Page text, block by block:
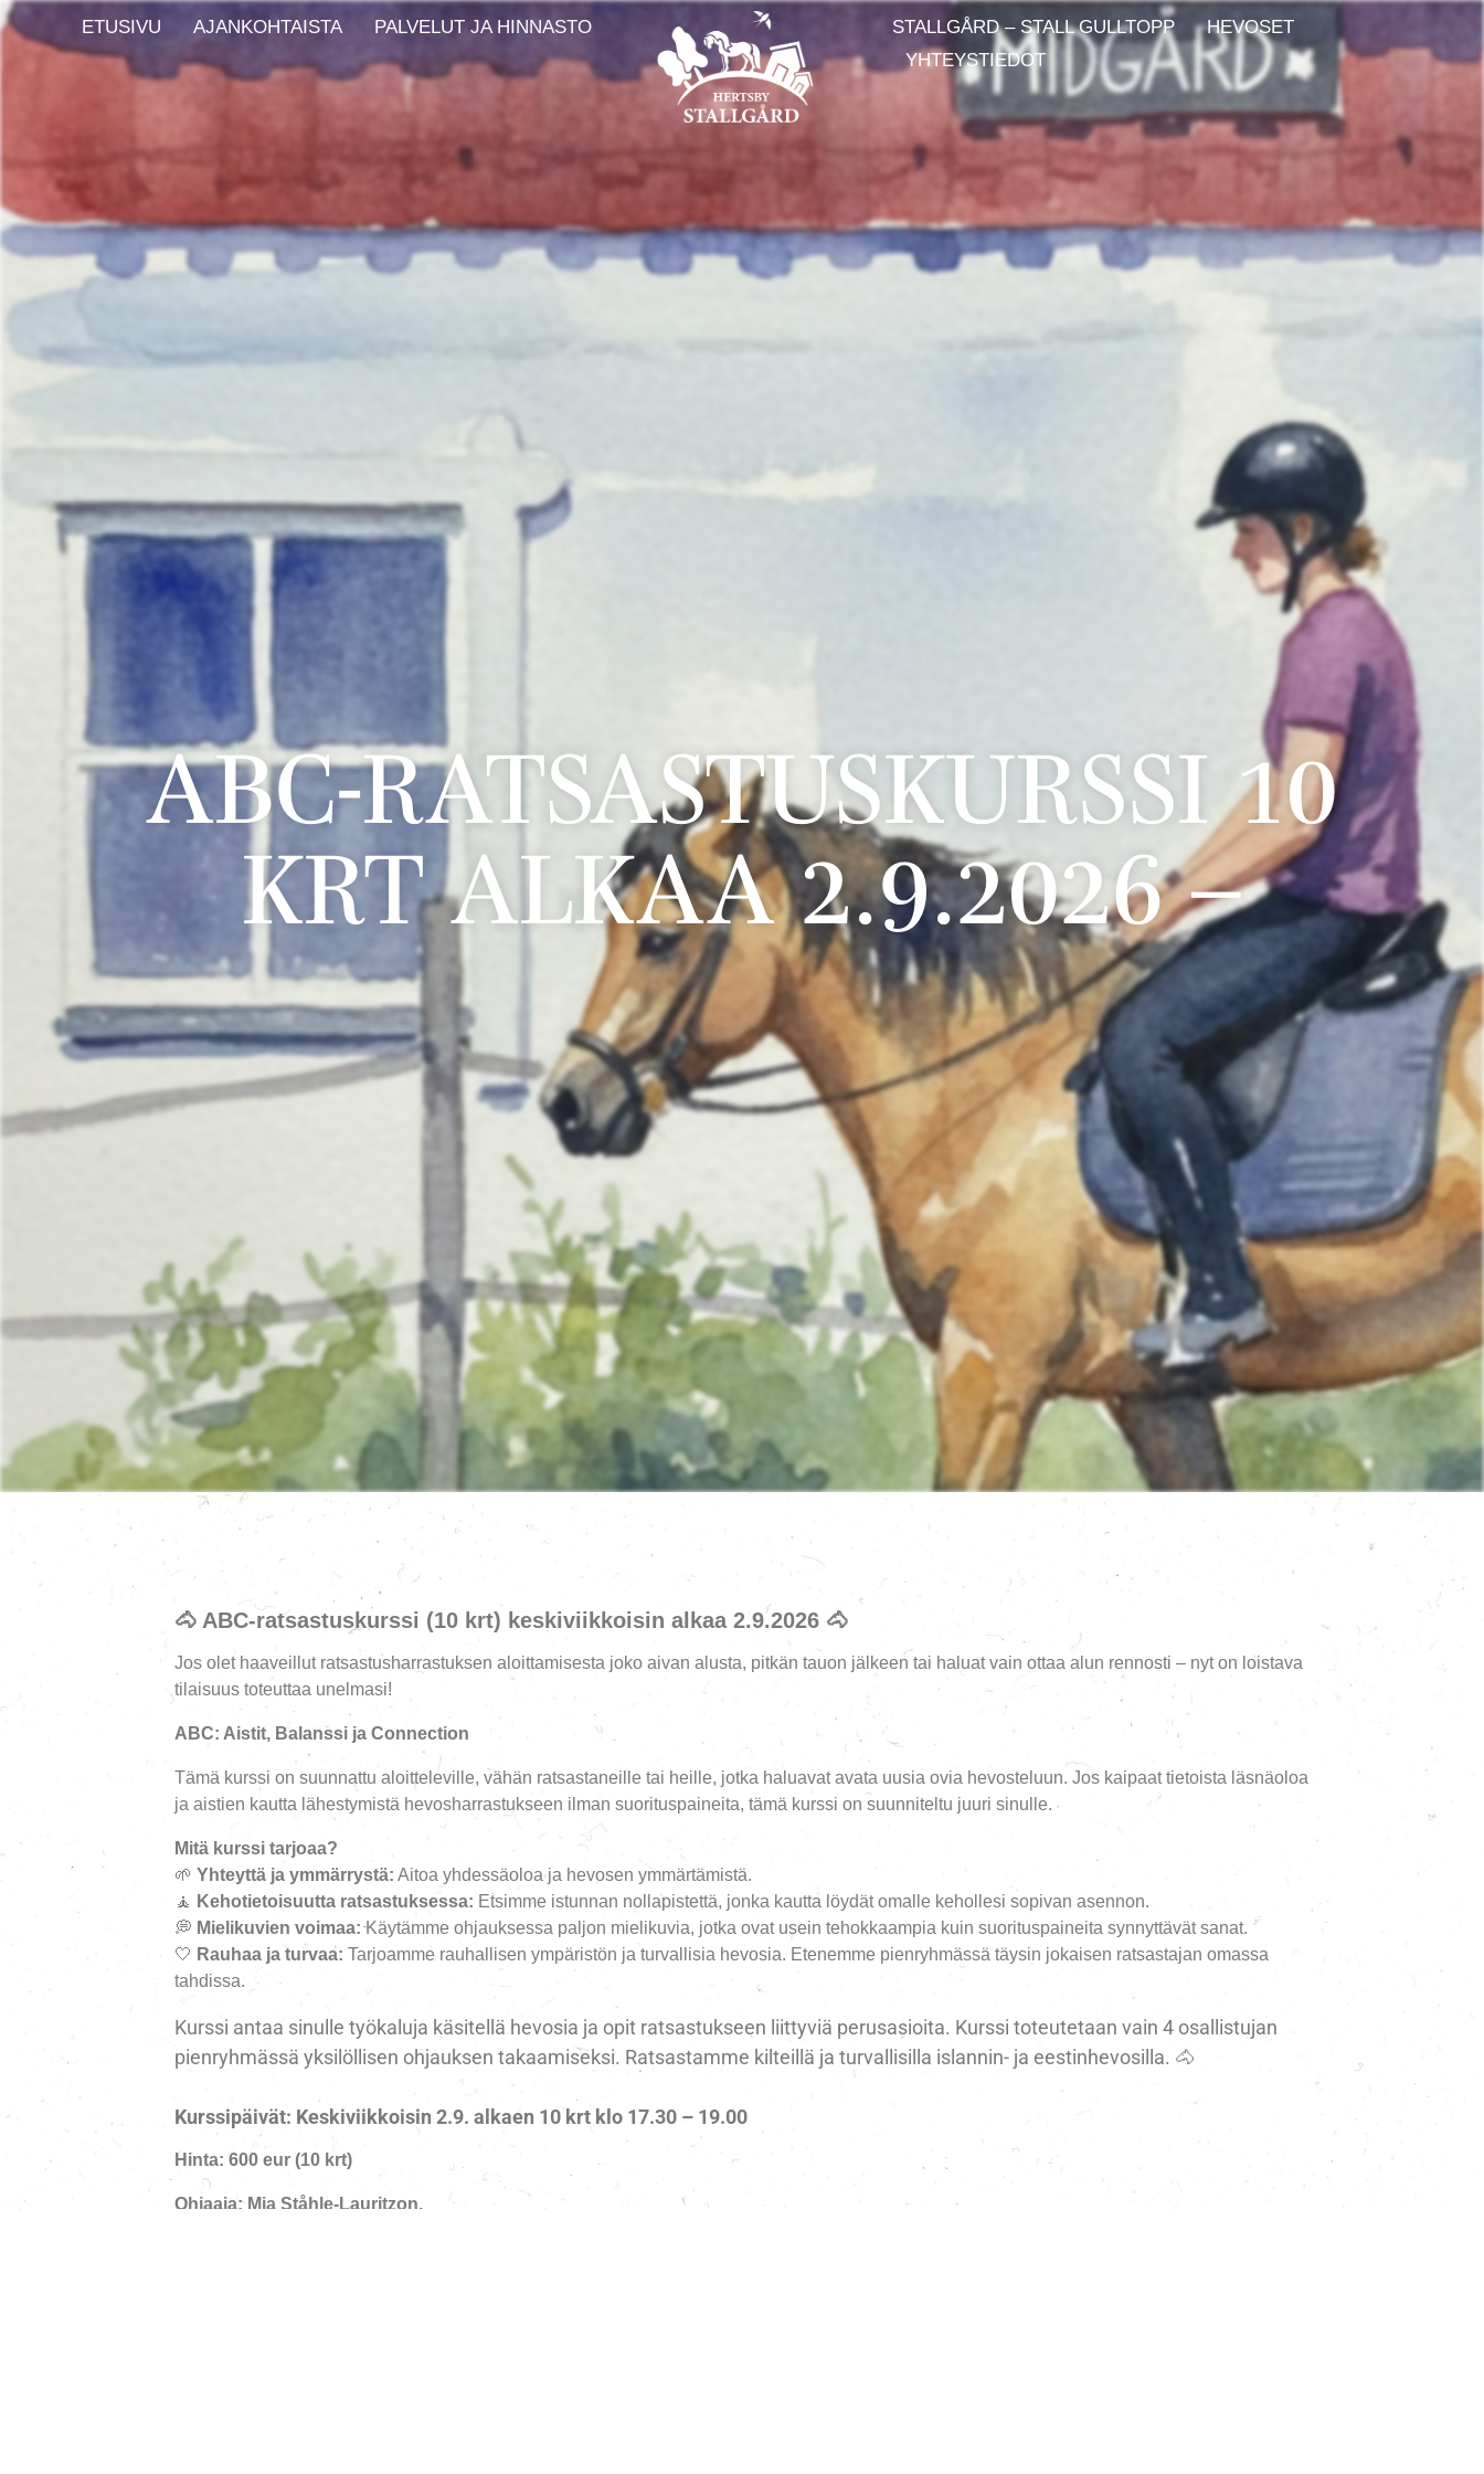
ETUSIVU AJANKOHTAISTA PALVELUT JA HINNASTO STALLGÅRD – STALL GULLTOPP
HEVOSET
YHTEYSTIEDOT
ABC-RATSASTUSKURSSI 10
KRT ALKAA 2.9.2026 –
🐴 ABC-ratsastuskurssi (10 krt) keskiviikkoisin alkaa 2.9.2026🐴
Jos olet haaveillut ratsastusharrastuksen aloittamisesta joko aivan alusta, pitkän tauon jälkeen tai haluat vain ottaa alun rennosti – nyt on loistava
tilaisuus toteuttaa unelmasi!
ABC: Aistit, Balanssi ja Connection
Tämä kurssi on suunnattu aloitteleville, vähän ratsastaneille tai heille, jotka haluavat avata uusia ovia hevosteluun. Jos kaipaat tietoista läsnäoloa
ja aistien kautta lähestymistä hevosharrastukseen ilman suorituspaineita, tämä kurssi on suunniteltu juuri sinulle.
Mitä kurssi tarjoaa?
🌱 Yhteyttä ja ymmärrystä: Aitoa yhdessäoloa ja hevosen ymmärtämistä.
🧘 Kehotietoisuutta ratsastuksessa: Etsimme istunnan nollapistettä, jonka kautta löydät omalle kehollesi sopivan asennon.
💭 Mielikuvien voimaa:Käytämme ohjauksessa paljon mielikuvia, jotka ovat usein tehokkaampia kuin suorituspaineita synnyttävät sanat.
🤍 Rauhaa ja turvaa: Tarjoamme rauhallisen ympäristön ja turvallisia hevosia. Etenemme pienryhmässä täysin jokaisen ratsastajan omassa
tahdissa.
Kurssi antaa sinulle työkaluja käsitellä hevosia ja opit ratsastukseen liittyviä perusasioita. Kurssi toteutetaan vain 4 osallistujan
pienryhmässä yksilöllisen ohjauksen takaamiseksi. Ratsastamme kilteillä ja turvallisilla islannin- ja eestinhevosilla. 🐴
Kurssipäivät: Keskiviikkoisin 2.9. alkaen 10 krt klo 17.30 – 19.00
Hinta: 600 eur (10 krt)
Ohjaaja: Mia Ståhle-Lauritzon.